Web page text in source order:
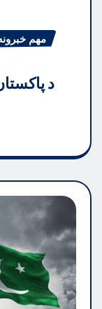
مهم
د